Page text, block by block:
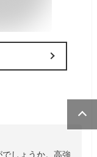
しょうか。高強